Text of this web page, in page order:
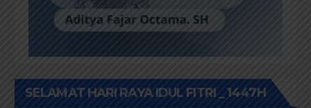
SELAMAT HARI RAYA IDUL FITRI _ 1447H